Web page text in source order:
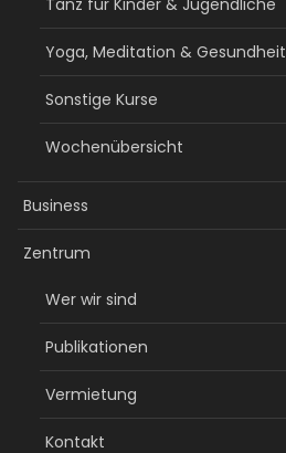
Tanz für Kinder & Jugendliche
Yoga, Meditation & Gesundheit
Sonstige Kurse
Wochenübersicht
Business
Zentrum
Wer wir sind
Publikationen
Vermietung
Kontakt